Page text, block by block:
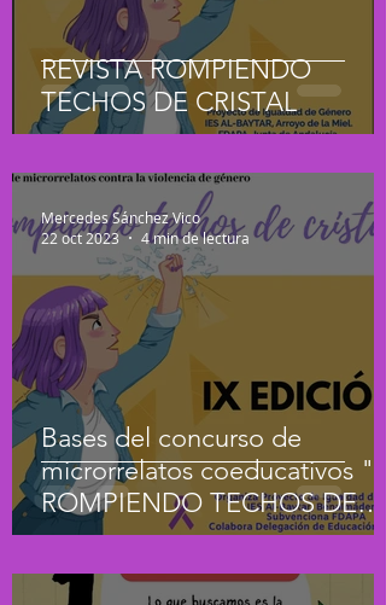
REVISTA ROMPIENDO
TECHOS DE CRISTAL
Bases del concurso de
microrrelatos coeducativos "
ROMPIENDO TECHOS DE
CRISTAL" X EDICIÓN.
Mercedes Sánchez Vico
22 oct 2023
4 min de lectura